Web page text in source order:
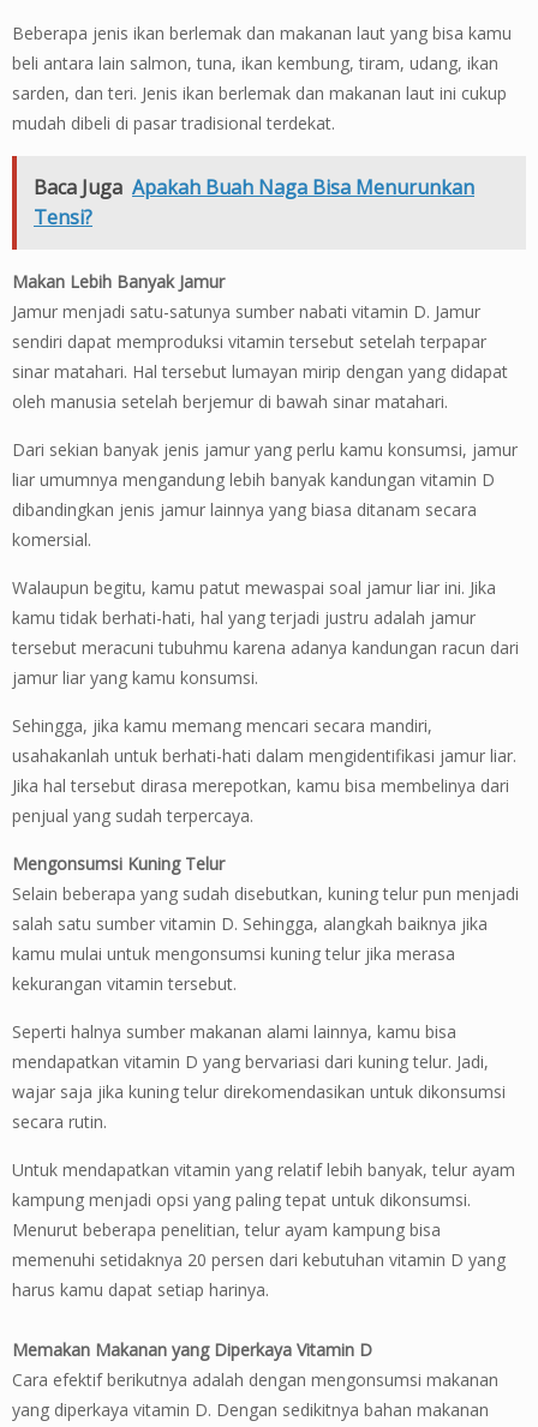
Beberapa jenis ikan berlemak dan makanan laut yang bisa kamu
beli antara lain salmon, tuna, ikan kembung, tiram, udang, ikan
sarden, dan teri. Jenis ikan berlemak dan makanan laut ini cukup
mudah dibeli di pasar tradisional terdekat.
Baca Juga Apakah Buah Naga Bisa Menurunkan
Tensi?
Makan Lebih Banyak Jamur
Jamur menjadi satu-satunya sumber nabati vitamin D. Jamur
sendiri dapat memproduksi vitamin tersebut setelah terpapar
sinar matahari. Hal tersebut lumayan mirip dengan yang didapat
oleh manusia setelah berjemur di bawah sinar matahari.
Dari sekian banyak jenis jamur yang perlu kamu konsumsi, jamur
liar umumnya mengandung lebih banyak kandungan vitamin D
dibandingkan jenis jamur lainnya yang biasa ditanam secara
komersial.
Walaupun begitu, kamu patut mewaspai soal jamur liar ini. Jika
kamu tidak berhati-hati, hal yang terjadi justru adalah jamur
tersebut meracuni tubuhmu karena adanya kandungan racun dari
jamur liar yang kamu konsumsi.
Sehingga, jika kamu memang mencari secara mandiri,
usahakanlah untuk berhati-hati dalam mengidentifikasi jamur liar.
Jika hal tersebut dirasa merepotkan, kamu bisa membelinya dari
penjual yang sudah terpercaya.
Mengonsumsi Kuning Telur
Selain beberapa yang sudah disebutkan, kuning telur pun menjadi
salah satu sumber vitamin D. Sehingga, alangkah baiknya jika
kamu mulai untuk mengonsumsi kuning telur jika merasa
kekurangan vitamin tersebut.
Seperti halnya sumber makanan alami lainnya, kamu bisa
mendapatkan vitamin D yang bervariasi dari kuning telur. Jadi,
wajar saja jika kuning telur direkomendasikan untuk dikonsumsi
secara rutin.
Untuk mendapatkan vitamin yang relatif lebih banyak, telur ayam
kampung menjadi opsi yang paling tepat untuk dikonsumsi.
Menurut beberapa penelitian, telur ayam kampung bisa
memenuhi setidaknya 20 persen dari kebutuhan vitamin D yang
harus kamu dapat setiap harinya.
Memakan Makanan yang Diperkaya Vitamin D
Cara efektif berikutnya adalah dengan mengonsumsi makanan
yang diperkaya vitamin D. Dengan sedikitnya bahan makanan